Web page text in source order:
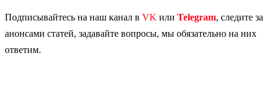
Подписывайтесь на наш канал в VK или Telegram, следите за
анонсами статей, задавайте вопросы, мы обязательно на них
ответим.